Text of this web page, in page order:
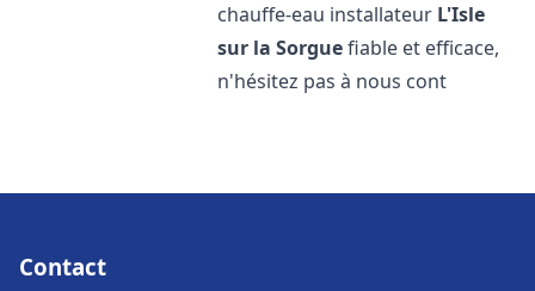
chauffe-eau installateur L'Isle
sur la Sorguefiable et efficace,
n'hésitez pas à nous cont
Contact